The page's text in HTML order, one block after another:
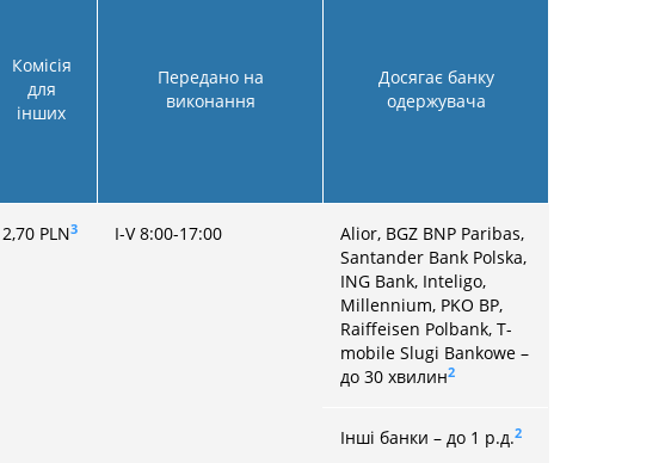
Комісія
для
інших
Передано на
виконання
Досягає банку
одержувача
2,70 PLN3 I-V 8:00-17:00
Alior, BGZ BNP Paribas,
Santander Bank Polska,
ING Bank, Inteligo,
Millennium, PKO BP,
Raiffeisen Polbank, T-
mobile Slugi Bankowe –
до 30 хвилин2
Інші банки – до 1 р.д.2